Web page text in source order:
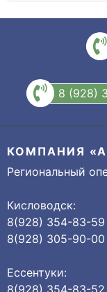
8 (928)
КОМПАНИЯ
Региональный
Кисловодск:
8(928) 354-83-
8(928) 305-90-
Ессентуки:
8(928) 354-83-